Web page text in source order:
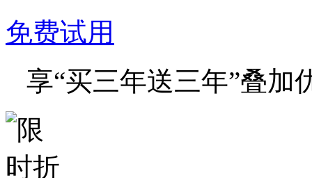
免费试用
享“买三年送三年”叠加